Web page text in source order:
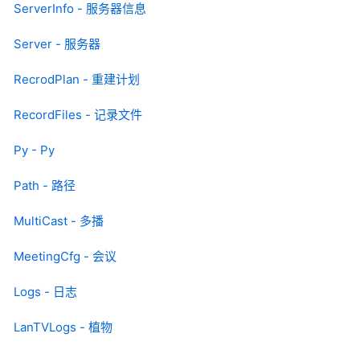
ServerInfo - 服务器信息
Server - 服务器
RecrodPlan - 重建计划
RecordFiles - 记录文件
Py - Py
Path - 路径
MultiCast - 多播
MeetingCfg - 会议
Logs - 日志
LanTVLogs - 植物